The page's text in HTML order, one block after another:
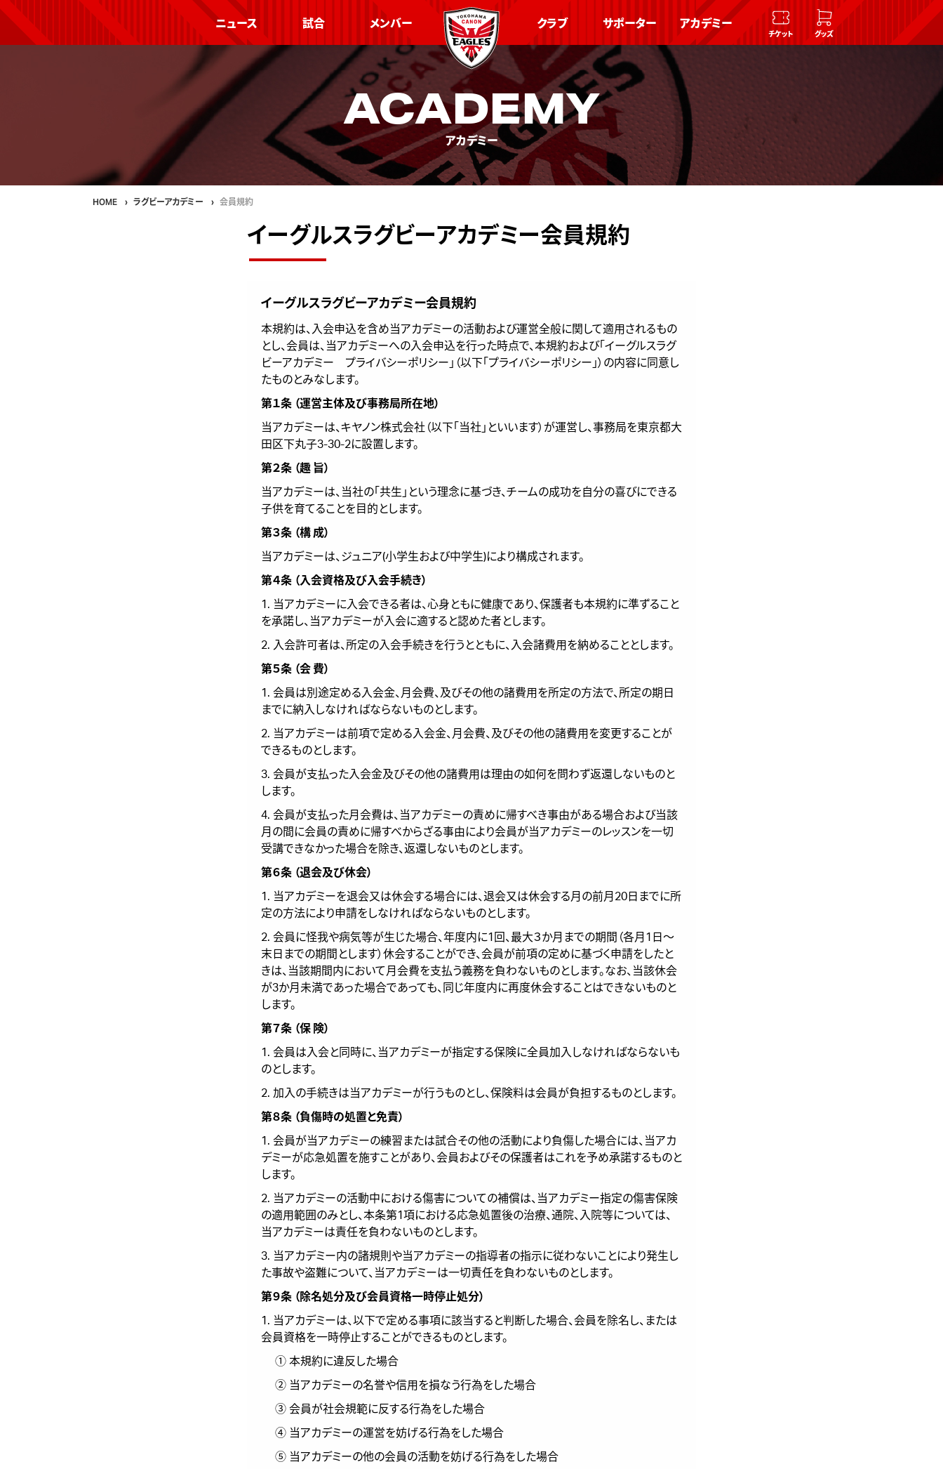
ニュース 試合 メンバー クラブ サポーター アカデミー
チケット グッズ
ACADEMY
アカデミー
HOME ラグビーアカデミー 会員規約
イーグルスラグビーアカデミー会員規約
イーグルスラグビーアカデミー会員規約
本規約は、入会申込を含め当アカデミーの活動および運営全般に関して適用されるもの
とし、会員は、当アカデミーへの入会申込を行った時点で、本規約および「 イーグルスラグ
ビーアカデミー プライバシーポリシー 」（以下「プライバシーポリシー」）の内容に同意し
たものとみなします。
第１条 （運営主体及び事務局所在地）
当アカデミーは、キヤノン株式会社（以下「当社」といいます）が運営し、事務局を東京都大
田区下丸子3-30-2に設置します。
第２条 （趣 旨）
当アカデミーは、当社の「共生」という理念に基づき、チームの成功を自分の喜びにできる
子供を育てることを目的とします。
第３条 （構 成）
当アカデミーは、ジュニア(小学生および中学生)により構成されます。
第４条 （入会資格及び入会手続き）
1. 当アカデミーに入会できる者は、心身ともに健康であり、保護者も本規約に準ずること
を承諾し、当アカデミーが入会に適すると認めた者とします。
2. 入会許可者は、所定の入会手続きを行うとともに、入会諸費用を納めることとします。
第５条 （会 費）
1. 会員は別途定める入会金、月会費、及びその他の諸費用を所定の方法で、所定の期日
までに納入しなければならないものとします。
2. 当アカデミーは前項で定める入会金、月会費、及びその他の諸費用を変更することが
できるものとします。
3. 会員が支払った入会金及びその他の諸費用は理由の如何を問わず返還しないものと
します。
4. 会員が支払った月会費は、当アカデミーの責めに帰すべき事由がある場合および当該
月の間に会員の責めに帰すべからざる事由により会員が当アカデミーのレッスンを一切
受講できなかった場合を除き、返還しないものとします。
第６条 （退会及び休会）
1. 当アカデミーを退会又は休会する場合には、退会又は休会する月の前月20日までに所
定の方法により申請をしなければならないものとします。
2. 会員に怪我や病気等が生じた場合、年度内に1回、最大３か月までの期間（各月1日～
末日までの期間とします）休会することができ、会員が前項の定めに基づく申請をしたと
きは、当該期間内において月会費を支払う義務を負わないものとします。なお、当該休会
が3か月未満であった場合であっても、同じ年度内に再度休会することはできないものと
します。
第７条 （保 険）
1. 会員は入会と同時に、当アカデミーが指定する保険に全員加入しなければならないも
のとします。
2. 加入の手続きは当アカデミーが行うものとし、保険料は会員が負担するものとします。
第８条 （負傷時の処置と免責）
1. 会員が当アカデミーの練習または試合その他の活動により負傷した場合には、当アカ
デミーが応急処置を施すことがあり、会員およびその保護者はこれを予め承諾するものと
します。
2. 当アカデミーの活動中における傷害についての補償は、当アカデミー指定の傷害保険
の適用範囲のみとし、本条第1項における応急処置後の治療、通院、入院等については、
当アカデミーは責任を負わないものとします。
3. 当アカデミー内の諸規則や当アカデミーの指導者の指示に従わないことにより発生し
た事故や盗難について、当アカデミーは一切責任を負わないものとします。
第９条 （除名処分及び会員資格一時停止処分）
1. 当アカデミーは、以下で定める事項に該当すると判断した場合、会員を除名し、または
会員資格を一時停止することができるものとします。
① 本規約に違反した場合
② 当アカデミーの名誉や信用を損なう行為をした場合
③ 会員が社会規範に反する行為をした場合
④ 当アカデミーの運営を妨げる行為をした場合
⑤ 当アカデミーの他の会員の活動を妨げる行為をした場合